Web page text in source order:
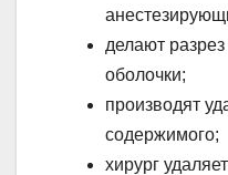
делают
оболочки;
производят
содержимого;
хирург